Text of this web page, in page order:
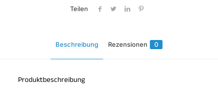
Teilen
Beschreibung Rezensionen 0
Produktbeschreibung